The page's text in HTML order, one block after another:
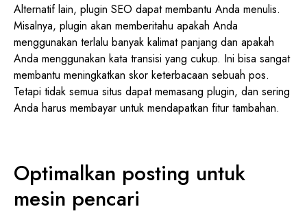
Alternatif lain, plugin SEO dapat membantu Anda menulis.
Misalnya, plugin akan memberitahu apakah Anda
menggunakan terlalu banyak kalimat panjang dan apakah
Anda menggunakan kata transisi yang cukup. Ini bisa sangat
membantu meningkatkan skor keterbacaan sebuah pos.
Tetapi tidak semua situs dapat memasang plugin, dan sering
Anda harus membayar untuk mendapatkan fitur tambahan.
Optimalkan posting untuk
mesin pencari